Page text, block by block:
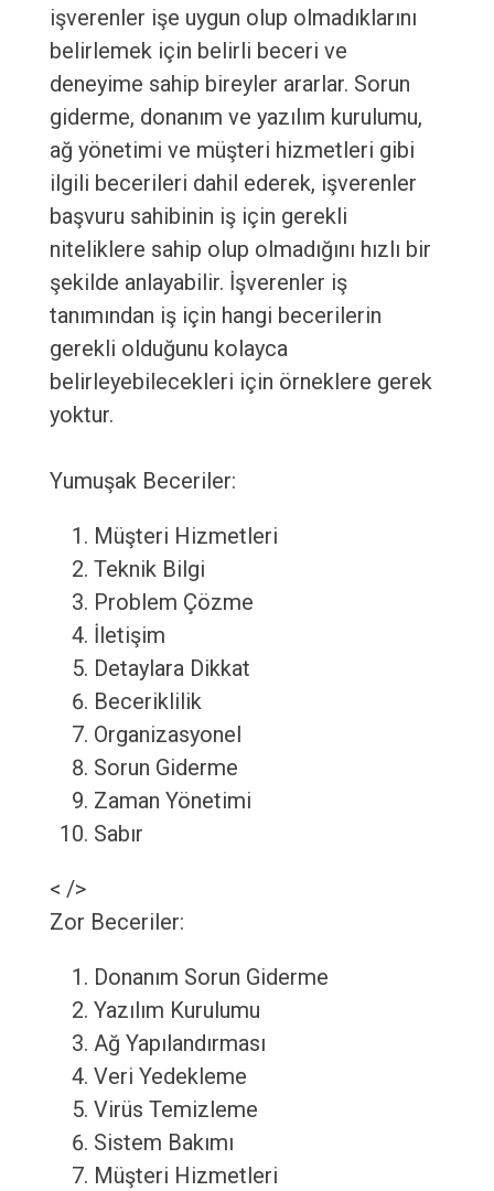
işverenler işe uygun olup olmadıklarını
belirlemek için belirli beceri ve
deneyime sahip bireyler ararlar. Sorun
giderme, donanım ve yazılım kurulumu,
ağ yönetimi ve müşteri hizmetleri gibi
ilgili becerileri dahil ederek, işverenler
başvuru sahibinin iş için gerekli
niteliklere sahip olup olmadığını hızlı bir
şekilde anlayabilir. İşverenler iş
tanımından iş için hangi becerilerin
gerekli olduğunu kolayca
belirleyebilecekleri için örneklere gerek
yoktur.
Yumuşak Beceriler:
Müşteri Hizmetleri
Teknik Bilgi
Problem Çözme
İletişim
Detaylara Dikkat
Beceriklilik
Organizasyonel
Sorun Giderme
Zaman Yönetimi
Sabır
< />
Zor Beceriler:
Donanım Sorun Giderme
Yazılım Kurulumu
Ağ Yapılandırması
Veri Yedekleme
Virüs Temizleme
Sistem Bakımı
Müşteri Hizmetleri